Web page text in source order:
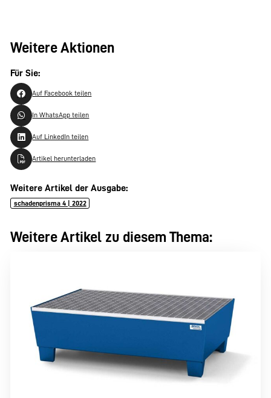
Weitere Aktionen
Für Sie:
Auf Facebook teilen
In WhatsApp teilen
Auf LinkedIn teilen
Artikel herunterladen
Weitere Artikel der Ausgabe:
schadenprisma 4 | 2022
Weitere Artikel zu diesem Thema: